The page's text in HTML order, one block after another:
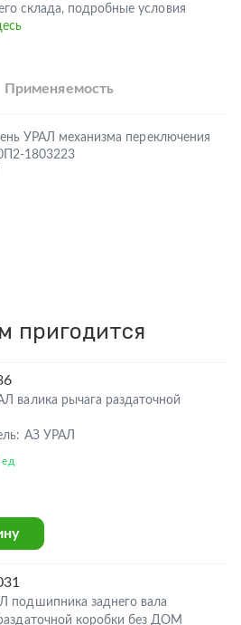
склада, подробные условия
Применяемость
УРАЛ механизма переключения
1803223
пригодится
валика рычага раздаточной
АЗ УРАЛ
подшипника заднего вала
коробки без ДОМ